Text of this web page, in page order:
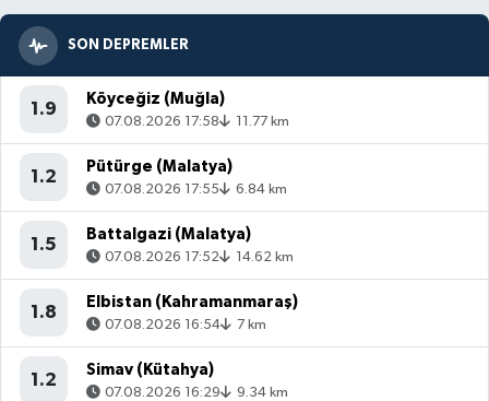
SON DEPREMLER
1.9
Köyceğiz (Muğla)
07.08.2026 17:58 11.77 km
1.2
Pütürge (Malatya)
07.08.2026 17:55 6.84 km
1.5
Battalgazi (Malatya)
07.08.2026 17:52 14.62 km
1.8
Elbistan (Kahramanmaraş)
07.08.2026 16:54 7 km
1.2
Simav (Kütahya)
07.08.2026 16:29 9.34 km